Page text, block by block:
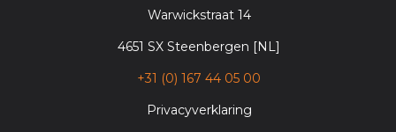
Warwickstraat 14
4651 SX Steenbergen [NL]
+31 (0) 167 44 05 00
Privacyverklaring